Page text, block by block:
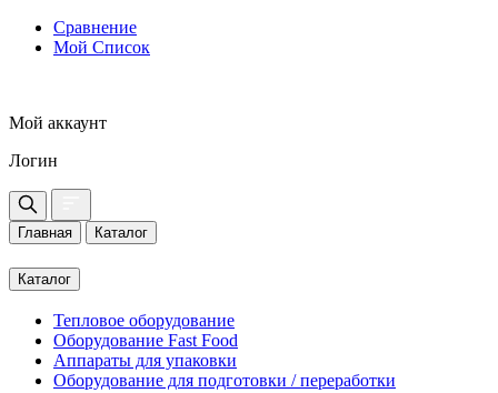
Сравнение
Мой Список
Мой аккаунт
Логин
Главная Каталог
Каталог
Тепловое оборудование
Оборудование Fast Food
Аппараты для упаковки
Оборудование для подготовки / переработки